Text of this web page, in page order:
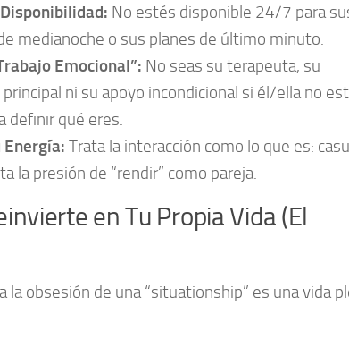
No estés disponible 24/7 para
medianoche o sus planes de último minuto.
Emocional”: No seas su terapeuta, su
ni su apoyo incondicional si él/ella no
definir qué eres.
Trata la interacción como lo que es:
la presión de “rendir” como pareja.
en Tu Propia Vida (El
la obsesión de una “situationship” es una vida